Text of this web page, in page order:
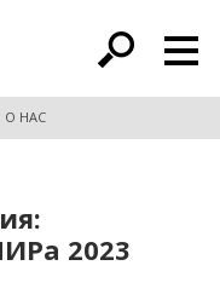
О НАС
2023